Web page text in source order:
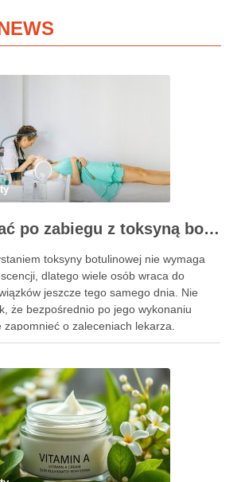
Czego unikać po zabiegu z toksyną botulinową?
toksyny botulinowej nie wymaga
dlatego wiele osób wraca do
jeszcze tego samego dnia. Nie
że bezpośrednio po jego wykonaniu
zapomnieć o zaleceniach lekarza.
i dni po zabiegu mają znaczenie dla